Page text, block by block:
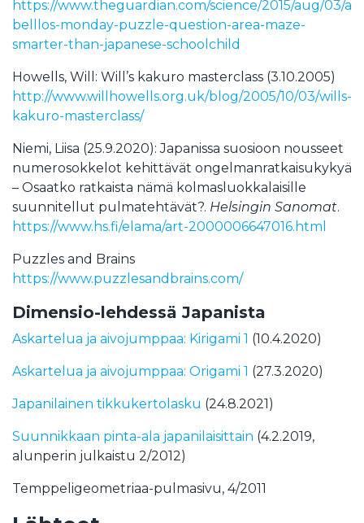
https://www.theguardian.com/science/2015/aug/03/
belllos-monday-puzzle-question-area-maze-
smarter-than-japanese-schoolchild
Howells, Will: Will’s kakuro masterclass (3.10.2005)
http://www.willhowells.org.uk/blog/2005/10/03/wills-
kakuro-masterclass/
Niemi, Liisa (25.9.2020): Japanissa suosioon nousseet
numero­sokkelot kehittävät ongelman­ratkaisu­kykyä
– Osaatko ratkaista nämä kolmas­luokkalaisille
suunnitellut pulma­tehtävät?. Helsingin Sanomat.
https://www.hs.fi/elama/art-2000006647016.html
Puzzles and Brains
https://www.puzzlesandbrains.com/
Dimensio-lehdessä Japanista
Askartelua ja aivojumppaa: Kirigami 1 (10.4.2020)
Askartelua ja aivojumppaa: Origami 1 (27.3.2020)
Japanilainen tikkukertolasku (24.8.2021)
Suun­nik­kaan pin­ta-ala ja­pa­ni­lai­sit­tain (4.2.2019,
alunperin julkaistu 2/2012)
Temppeligeometriaa-pulmasivu, 4/2011